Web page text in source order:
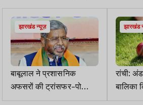
झारखंड न्यूज़
बाबूलाल ने प्रशासनिक
अफसरों की ट्रांसफर-पोस्टिंग
में लगाया मनमानी का आरोप
झारखंड
रांची:
बालिका
12 को